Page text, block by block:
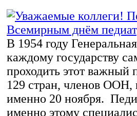
В 1954 году
каждому государству
проходить этот важный
129 стран, членов ООН,
именно 20 ноября.
именно этому